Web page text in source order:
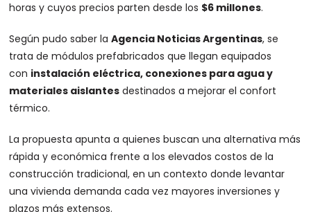
horas y cuyos precios parten desde los $6 millones.
Según pudo saber laAgencia Noticias Argentinas, se
trata de módulos prefabricados que llegan equipados
con instalación eléctrica, conexiones para agua y
materiales aislantes destinados a mejorar el confort
térmico.
La propuesta apunta a quienes buscan una alternativa más
rápida y económica frente a los elevados costos de la
construcción tradicional, en un contexto donde levantar
una vivienda demanda cada vez mayores inversiones y
plazos más extensos.